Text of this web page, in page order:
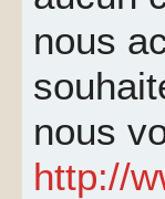
nous
nous
http://